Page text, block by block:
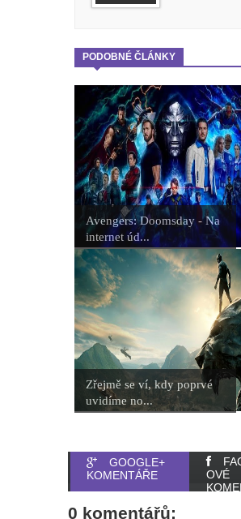
PODOBNÉ ČLÁNKY
Avengers: Doomsday - Na
internet úd...
Zřejmě se ví, kdy poprvé
uvidíme no...
GOOGLE+
KOMENTÁŘE
OVÉ
0 komentářů: